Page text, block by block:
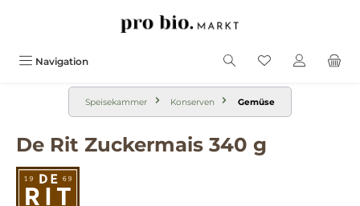
Navigation
Speisekammer Konserven Gemüse
De Rit Zuckermais 340 g